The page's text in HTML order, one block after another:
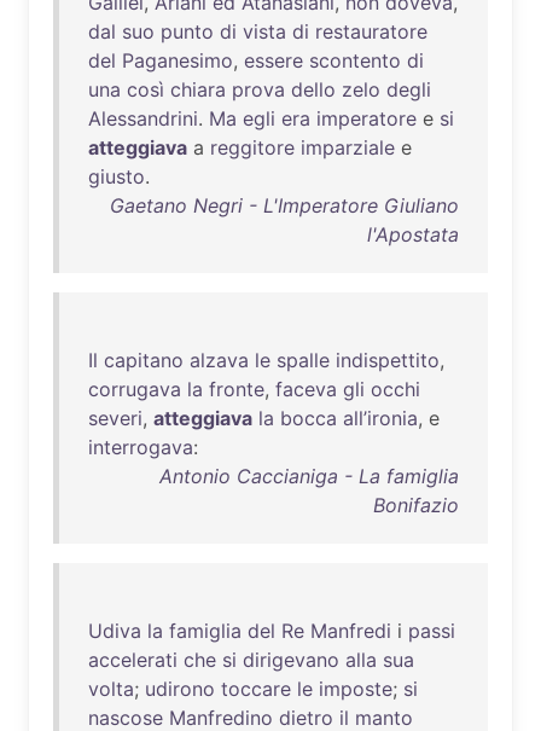
dal suo punto di vista di restauratore
del Paganesimo, essere scontento di
una così chiara prova dello zelo degli
Alessandrini. Ma egli era imperatore e si
atteggiava a reggitore imparziale e
giusto.
Gaetano Negri - L'Imperatore Giuliano
l'Apostata
Il capitano alzava le spalle indispettito,
corrugava la fronte, faceva gli occhi
severi, atteggiava la bocca all’ironia, e
interrogava:
Antonio Caccianiga - La famiglia
Bonifazio
Udiva la famiglia del Re Manfredi i passi
accelerati che si dirigevano alla sua
volta; udirono toccare le imposte; si
nascose Manfredino dietro il manto